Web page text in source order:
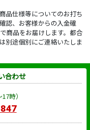
品仕様等についてのお打ち
認、お客様からの入金確
商品をお届けします。都合
別途個別にご連絡いたしま
合わせ
時）